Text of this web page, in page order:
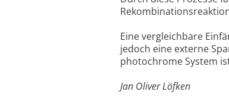
Eine vergleichbare
jedoch eine externe
photochrome System
Jan Oliver Löfken